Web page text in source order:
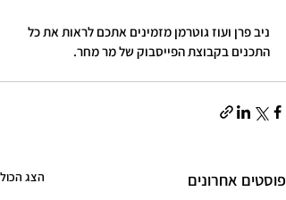
ניב פרן ועוז גוטרמן מזמינים אתכם לראות את כל
התכנים בקבוצת הפייסבוק של מר מחר.
פוסטים אחרונים הצג הכול